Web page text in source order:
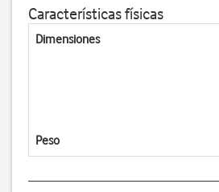
Características físicas
Dimensiones
Peso